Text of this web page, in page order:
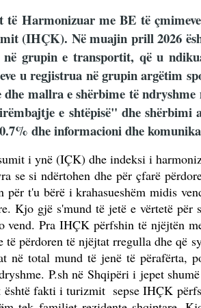
Harmonizuar me BE të
(IHÇK). Në muajin prill 2026
grupin e transportit, që u
u regjistrua në grupin argëtim
mallra e shërbime të
e shtëpisë" dhe
dhe informacioni dhe
i ynë (IÇK) dhe indeksi i
se si ndërtohen dhe për çfarë
t'u bërë i krahasueshëm midis
Kjo gjë s'mund të jetë e vërtetë
vend. Pra IHÇK përfshin të njëjtën
të përdoren të njëjtat rregulla dhe
në total mund të jenë të përafërta,
P.sh në Shqipëri i jepet
fakti i turizmit sepse IHÇK